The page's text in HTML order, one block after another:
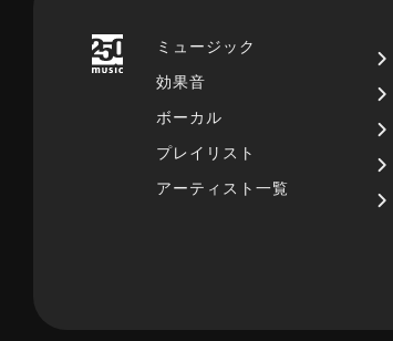
ミュージック
効果音
ボーカル
プレイリスト
アーティスト一覧